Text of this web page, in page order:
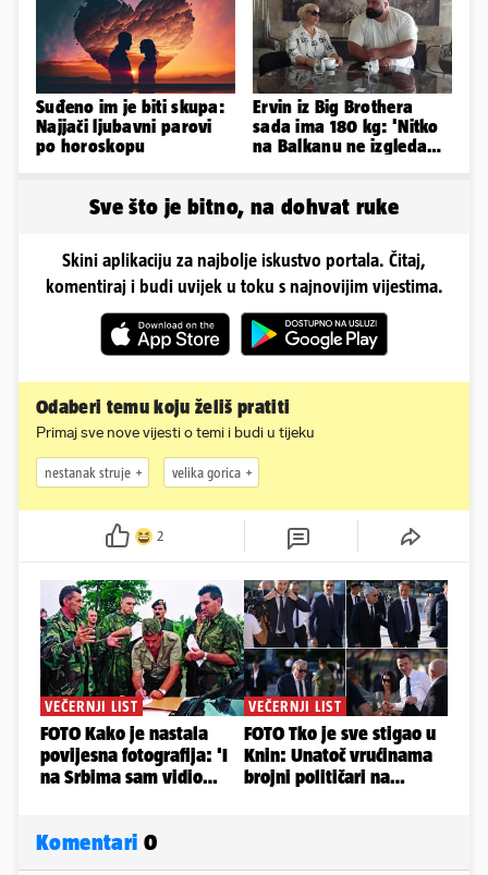
Suđeno im je biti skupa:
Najjači ljubavni parovi
po horoskopu
Ervin iz Big Brothera
sada ima 180 kg: 'Nitko
na Balkanu ne izgleda
Sve što je bitno, na dohvat ruke
Skini aplikaciju za najbolje iskustvo portala. Čitaj,
komentiraj i budi uvijek u toku s najnovijim vijestima.
Odaberi temu koju želiš pratiti
Primaj sve nove vijesti o temi i budi u tijeku
nestanak struje velika gorica
2
Komentari 0